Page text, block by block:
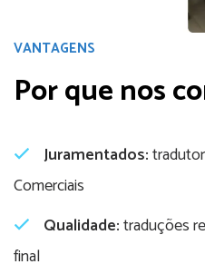
VANTAGENS
Por que nos
Juramentados:
Comerciais
Qualidade:traduções
final